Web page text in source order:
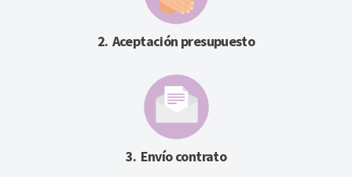
Aceptación presupuesto
Envío contrato